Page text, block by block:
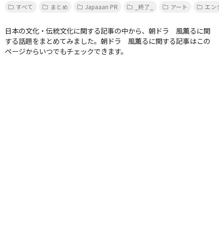
すべて
まとめ Japaaan PR _終了_ アート エン
日本の文化・伝統文化に関する記事の中から、朝ドラ 風薫るに関
する話題をまとめてみました。朝ドラ 風薫るに関する記事はこの
ページからいつでもチェックできます。